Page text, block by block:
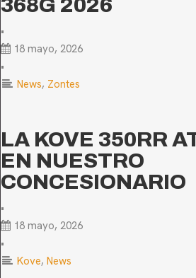
368G 2026
•
18 mayo, 2026
•
News, Zontes
LA KOVE 350RR
EN NUESTRO
CONCESIONARIO
•
18 mayo, 2026
•
Kove, News